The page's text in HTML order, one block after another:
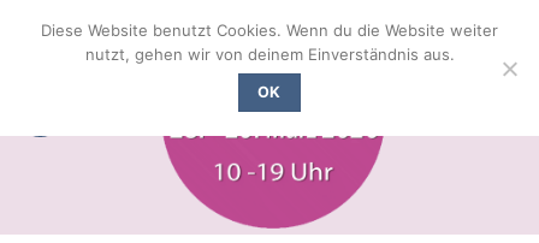
Inhalt
Diese Website benutzt Cookies. Wenn du die Website weiter
nutzt, gehen wir von deinem Einverständnis aus.
OK